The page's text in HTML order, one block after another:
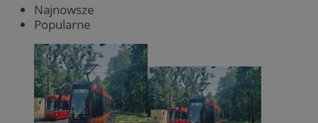
Najnowsze
Popularne